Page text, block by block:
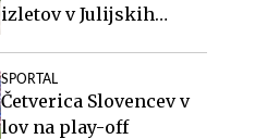
izletov v Julijskih
SPORTAL
Četverica Slovencev v
lov na play-off